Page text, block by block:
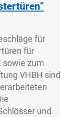
für
für
sowie zum
VHBH sind
und